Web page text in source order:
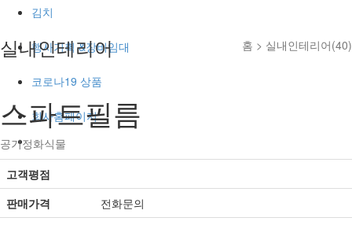
김치
행사기획 &장비임대
코로나19 상품
회사홈페이지
홈 > 실내인테리어(40)
실내인테리어
스파트필름
공기정화식물
고객평점
판매가격
전화문의